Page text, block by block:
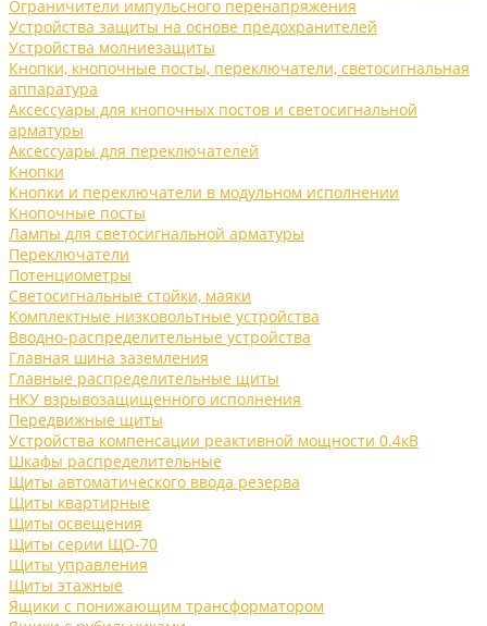
Ограничители импульсного перенапряжения
Устройства защиты на основе предохранителей
Устройства молниезащиты
Кнопки, кнопочные посты, переключатели, светосигнальная
аппаратура
Аксессуары для кнопочных постов и светосигнальной
арматуры
Аксессуары для переключателей
Кнопки
Кнопки и переключатели в модульном исполнении
Кнопочные посты
Лампы для светосигнальной арматуры
Переключатели
Потенциометры
Светосигнальные стойки, маяки
Комплектные низковольтные устройства
Вводно-распределительные устройства
Главная шина заземления
Главные распределительные щиты
НКУ взрывозащищенного исполнения
Передвижные щиты
Устройства компенсации реактивной мощности 0.4кВ
Шкафы распределительные
Щиты автоматического ввода резерва
Щиты квартирные
Щиты освещения
Щиты серии ЩО-70
Щиты управления
Щиты этажные
Ящики с понижающим трансформатором